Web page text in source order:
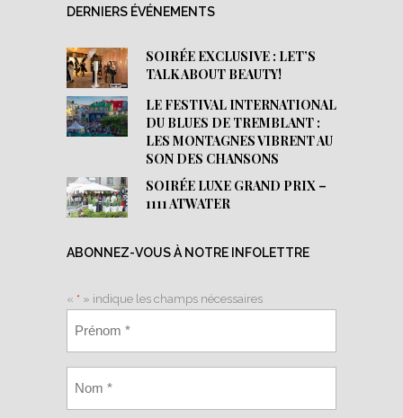
DERNIERS ÉVÉNEMENTS
SOIRÉE EXCLUSIVE : LET’S
TALK ABOUT BEAUTY!
LE FESTIVAL INTERNATIONAL
DU BLUES DE TREMBLANT :
LES MONTAGNES VIBRENT AU
SON DES CHANSONS
SOIRÉE LUXE GRAND PRIX –
1111 ATWATER
ABONNEZ-VOUS À NOTRE INFOLETTRE
« * » indique les champs nécessaires